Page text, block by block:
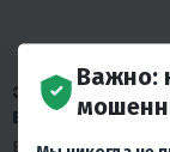
ЗАПОЛНИТЕ
ВАКАНСИЮ
Благодарим Вас за
Важно: